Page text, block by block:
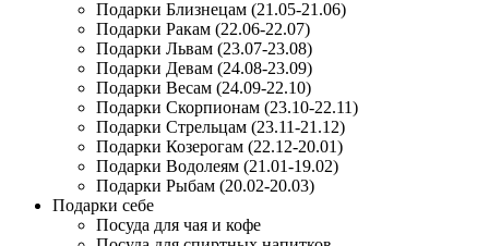
Подарки Близнецам (21.05-21.06)
Подарки Ракам (22.06-22.07)
Подарки Львам (23.07-23.08)
Подарки Девам (24.08-23.09)
Подарки Весам (24.09-22.10)
Подарки Скорпионам (23.10-22.11)
Подарки Стрельцам (23.11-21.12)
Подарки Козерогам (22.12-20.01)
Подарки Водолеям (21.01-19.02)
Подарки Рыбам (20.02-20.03)
Подарки себе
Посуда для чая и кофе